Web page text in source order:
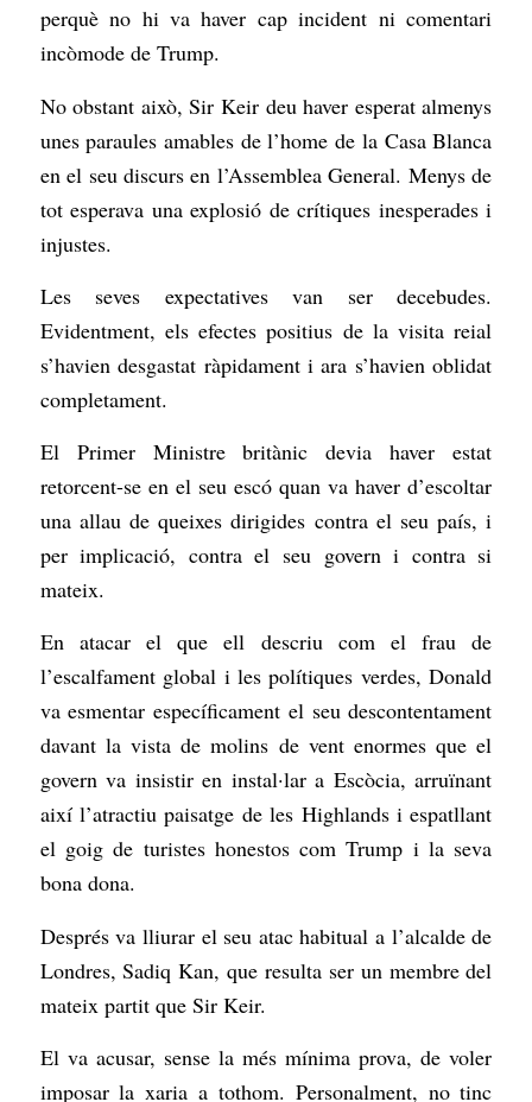
perquè no hi va haver cap incident ni comentari
incòmode de Trump.
No obstant això, Sir Keir deu haver esperat almenys
unes paraules amables de l’home de la Casa Blanca
en el seu discurs en l’Assemblea General. Menys de
tot esperava una explosió de crítiques inesperades i
injustes.
Les seves expectatives van ser decebudes.
Evidentment, els efectes positius de la visita reial
s’havien desgastat ràpidament i ara s’havien oblidat
completament.
El Primer Ministre britànic devia haver estat
retorcent-se en el seu escó quan va haver d’escoltar
una allau de queixes dirigides contra el seu país, i
per implicació, contra el seu govern i contra si
mateix.
En atacar el que ell descriu com el frau de
l’escalfament global i les polítiques verdes, Donald
va esmentar específicament el seu descontentament
davant la vista de molins de vent enormes que el
govern va insistir en instal·lar a Escòcia, arruïnant
així l’atractiu paisatge de les Highlands i espatllant
el goig de turistes honestos com Trump i la seva
bona dona.
Després va lliurar el seu atac habitual a l’alcalde de
Londres, Sadiq Kan, que resulta ser un membre del
mateix partit que Sir Keir.
El va acusar, sense la més mínima prova, de voler
imposar la xaria a tothom. Personalment, no tinc